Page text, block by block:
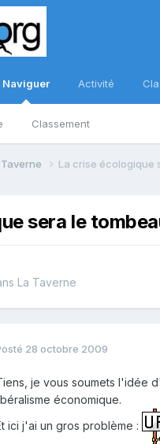
Naviguer
Classement
Activité
La crise écologique
sera le
La Taverne
28 octobre 2009
je vous soumets l'idée
économique.
ici j'ai un gros problème :